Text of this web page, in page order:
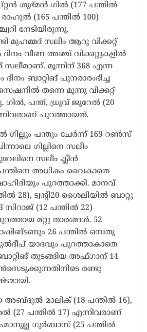
ശുഭ്മൻ ഗിൽ (177 പന്തിൽ
(165 പന്തിൽ 100)
നേടിയിരുന്നു.
മുഹമ്മദ് സലീം ആറു വിക്കറ്റ്
ദിനം വീണ അഞ്ച് വിക്കറ്റുകളിൽ
സലീമാണ്. മൂന്നിന് 368 എന്ന
ദിനം ബാറ്റിങ് പുനരാരംഭിച്ച
തന്നെ മൂന്നു വിക്കറ്റ്
ഗിൽ, പന്ത്, ധ്രുവ് ജുറേൽ (20
പുറത്തായത്.
ഗില്ലും പന്തും ചേർന്ന് 169 റൺസ്
ഗില്ലിനെ സലീം
സലീം ക്ലീൻ
അധികം വൈകാതെ
പുറത്താക്കി. മാനവ്
28), ട്വന്‍റി20 ശൈലിയിൽ ബാറ്റു
(12 പന്തിൽ 22)
മറ്റു താരങ്ങൾ. 52
26 പന്തിൽ ഒമ്പതു
യാദവും പുറത്താകാതെ
തുടങ്ങിയ അഫ്ഗാന് 14
രണ്ടു
അബ്ദുൽ മാലിക് (18 പന്തിൽ 16),
(27 പന്തിൽ 17) എന്നിവരാണ്
ഗുർബാസ് (25 പന്തിൽ